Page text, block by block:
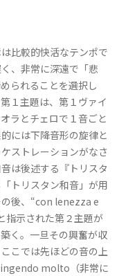
比較的快活なテンポで
、非常に深遠で「悲
られることを選択し
１主題は、第１ヴァイ
ラとチェロで１音ごと
には下降音形の旋律と
ストレーションがなさ
は後述する『トリスタ
トリスタン和音」が用
後、“con lenezza e
示された第２主題が
く。一旦その興奮が収
こでは先ほどの音の上
molto（非常に